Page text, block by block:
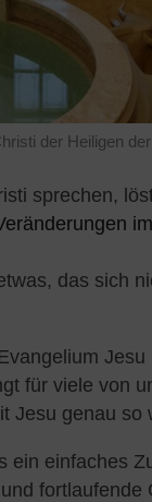
der Heiligen
sprechen,
das sich
Jesu
für viele von
Jesu genau so
ein einfaches
fortlaufende